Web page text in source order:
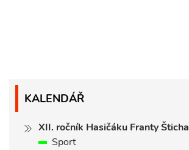
KALENDÁŘ
XII. ročník Hasičáku Franty Šticha
Sport